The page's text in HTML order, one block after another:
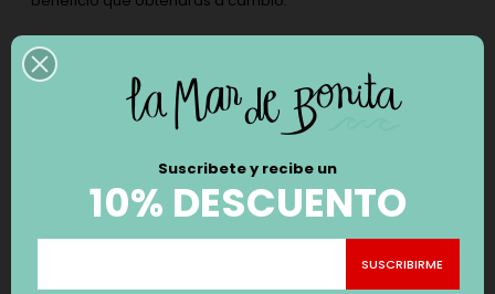
Añade a tu envío, una o varias etiquetas eligiendo las
frases que más crees que van con las personas a regalar,
seguro ¡vas a reirte mientras las eliges!
También te puede interesar
‹ ›
10% DESCUENTO
Suscribete y recibe un